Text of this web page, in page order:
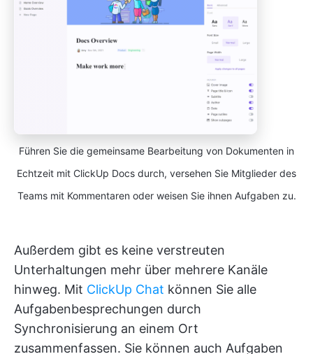
Führen Sie die gemeinsame Bearbeitung von Dokumenten in
Echtzeit mit ClickUp Docs durch, versehen Sie Mitglieder des
Teams mit Kommentaren oder weisen Sie ihnen Aufgaben zu.
Außerdem gibt es keine verstreuten
Unterhaltungen mehr über mehrere Kanäle
hinweg. Mit ClickUp Chat können Sie alle
Aufgabenbesprechungen durch
Synchronisierung an einem Ort
zusammenfassen. Sie können auch Aufgaben